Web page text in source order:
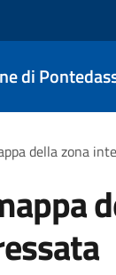
di
della zona